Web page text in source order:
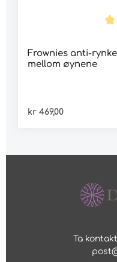
Frownies anti-
mellom øynene
kr 469,00
Ta